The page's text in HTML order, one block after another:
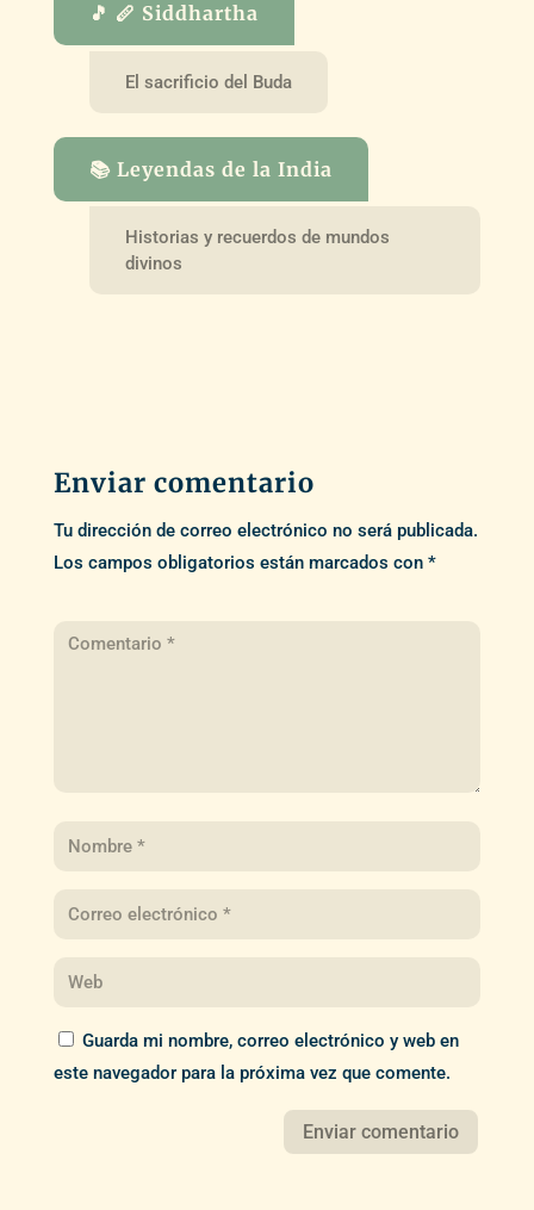
🎵 🪈 Siddhartha
El sacrificio del Buda
📚 Leyendas de la India
Historias y recuerdos de mundos
divinos
Enviar comentario
Tu dirección de correo electrónico no será publicada.
Los campos obligatorios están marcados con *
Guarda mi nombre, correo electrónico y web en
este navegador para la próxima vez que comente.